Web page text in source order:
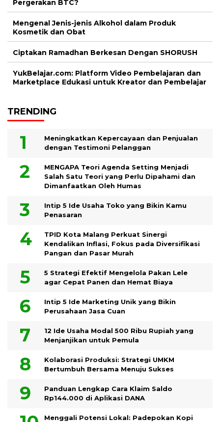
Pergerakan BTC?
Mengenal Jenis-jenis Alkohol dalam Produk
Kosmetik dan Obat
Ciptakan Ramadhan Berkesan Dengan SHORUSH
YukBelajar.com: Platform Video Pembelajaran dan
Marketplace Edukasi untuk Kreator dan Pembelajar
TRENDING
Meningkatkan Kepercayaan dan Penjualan
dengan Testimoni Pelanggan
MENGAPA Teori Agenda Setting Menjadi
Salah Satu Teori yang Perlu Dipahami dan
Dimanfaatkan Oleh Humas
Intip 5 Ide Usaha Toko yang Bikin Kamu
Penasaran
TPID Kota Malang Perkuat Sinergi
Kendalikan Inflasi, Fokus pada Diversifikasi
Pangan dan Pasar Murah
5 Strategi Efektif Mengelola Pakan Lele
agar Cepat Panen dan Hemat Biaya
Intip 5 Ide Marketing Unik yang Bikin
Perusahaan Jasa Cuan
12 Ide Usaha Modal 500 Ribu Rupiah yang
Menjanjikan untuk Pemula
Kolaborasi Produksi: Strategi UMKM
Bertumbuh Bersama Menuju Sukses
Panduan Lengkap Cara Klaim Saldo
Rp144.000 di Aplikasi DANA
Menggali Potensi Lokal: Padepokan Kopi